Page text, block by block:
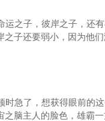
之子，彼岸之子，还
子还要弱小，因为他
急了，想获得眼前的
脑主人的脸色，雄霸一